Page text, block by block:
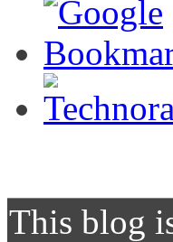
This blog